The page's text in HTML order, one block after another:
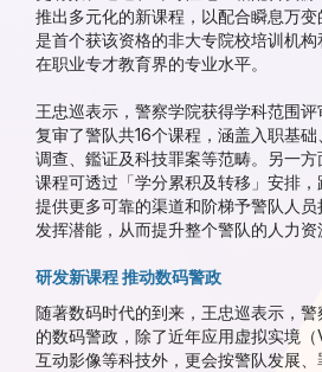
推出多元化的新课程，以配合瞬息万
是首个获该资格的非大专院校培训机
在职业专才教育界的专业水平。
王忠巡表示，警察学院获得学科范围
复审了警队共16个课程，涵盖入职基
调查、鑑证及科技罪案等范畴。另一
课程可透过「学分累积及转移」安排，
提供更多可靠的渠道和阶梯予警队人员
发挥潜能，从而提升整个警队的人力资
研发新课程 推动数码警政
随著数码时代的到来，王忠巡表示，
的数码警政，除了近年应用虚拟实境
互动影像等科技外，更会按警队发展